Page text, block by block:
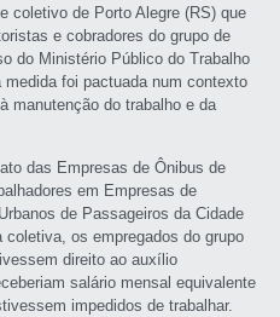
coletivo de Porto Alegre (RS) que
e cobradores do grupo de
do Ministério Público do Trabalho
foi pactuada num contexto
manutenção do trabalho e da
das Empresas de Ônibus de
em Empresas de
de Passageiros da Cidade
coletiva, os empregados do grupo
direito ao auxílio
salário mensal equivalente
impedidos de trabalhar.